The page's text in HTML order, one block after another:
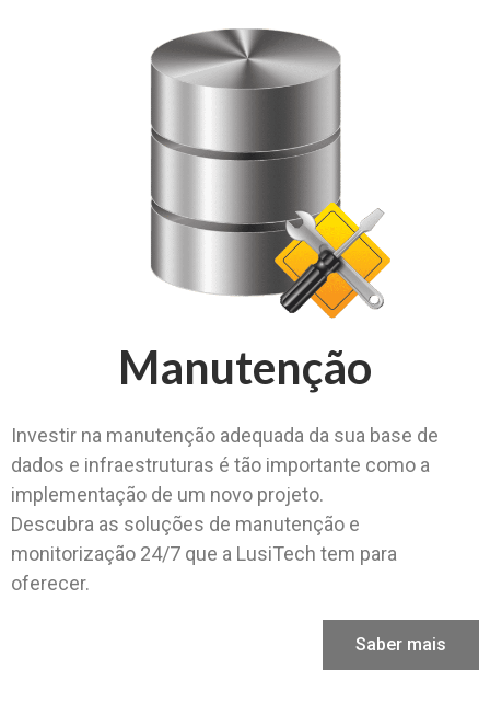
Manutenção
Investir na manutenção adequada da sua base de
dados e infraestruturas é tão importante como a
implementação de um novo projeto.
Descubra as soluções de manutenção e
monitorização 24/7 que a LusiTech tem para
oferecer.
Saber mais